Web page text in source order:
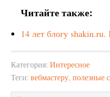
Читайте также:
14 лет блогу
Категория:Интересное
Теги:вебмастеру,полезные